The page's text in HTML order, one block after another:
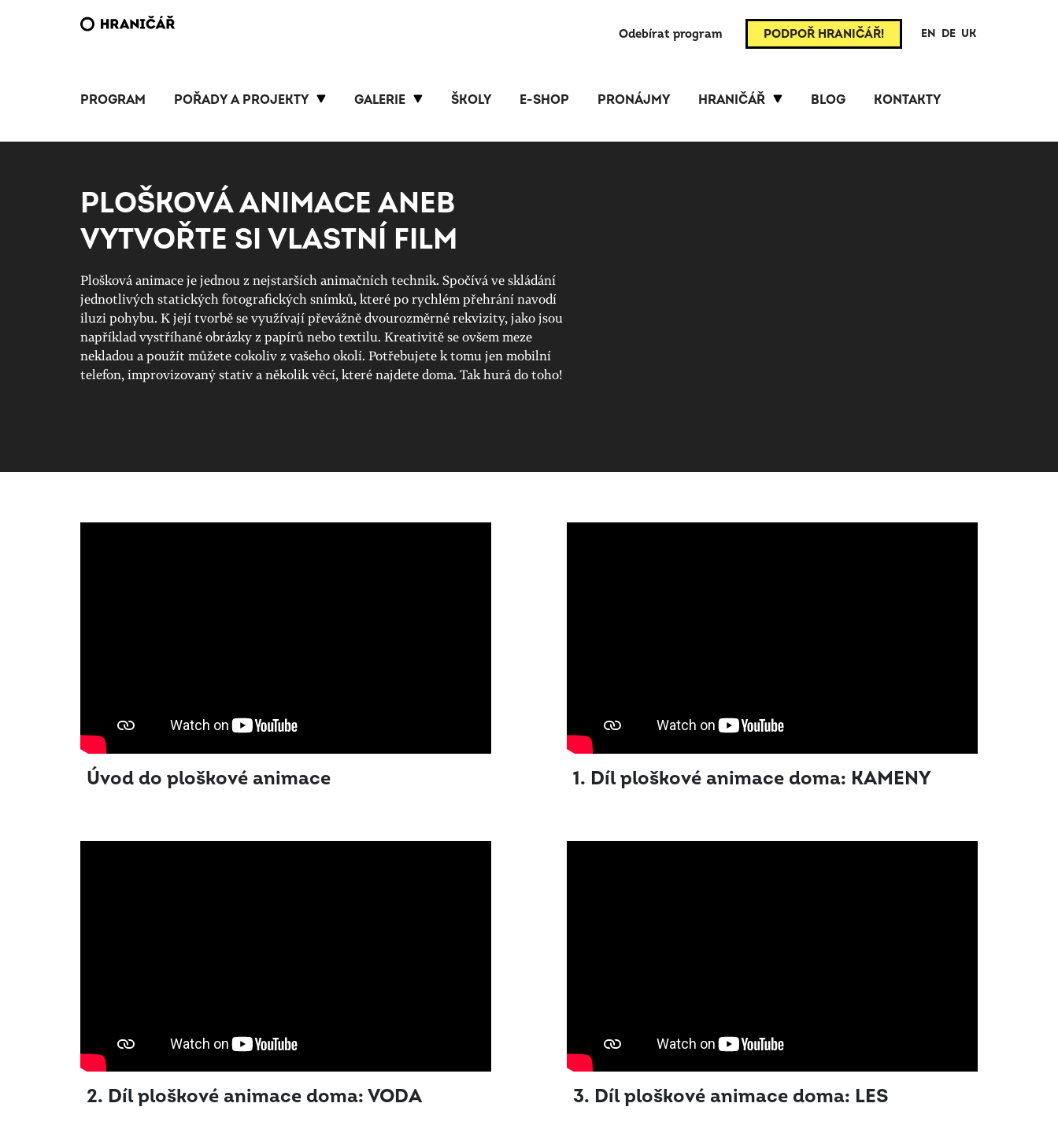
Odebírat program PODPOŘ HRANIČÁŘ! EN DE UK
PROGRAM POŘADY A PROJEKTY GALERIE ŠKOLY E-SHOP PRONÁJMY HRANIČÁŘ BLOG KONTAKTY
PLOŠKOVÁ ANIMACE ANEB
VYTVOŘTE SI VLASTNÍ FILM
Plošková animace je jednou z nejstarších animačních technik. Spočívá ve skládání
jednotlivých statických fotografických snímků, které po rychlém přehrání navodí
iluzi pohybu. K její tvorbě se využívají převážně dvourozměrné rekvizity, jako jsou
například vystříhané obrázky z papírů nebo textilu. Kreativitě se ovšem meze
nekladou a použít můžete cokoliv z vašeho okolí. Potřebujete k tomu jen mobilní
telefon, improvizovaný stativ a několik věcí, které najdete doma. Tak hurá do toho!
Úvod do ploškové animace 1. Díl ploškové animace doma: KAMENY
2. Díl ploškové animace doma: VODA 3. Díl ploškové animace doma: LES